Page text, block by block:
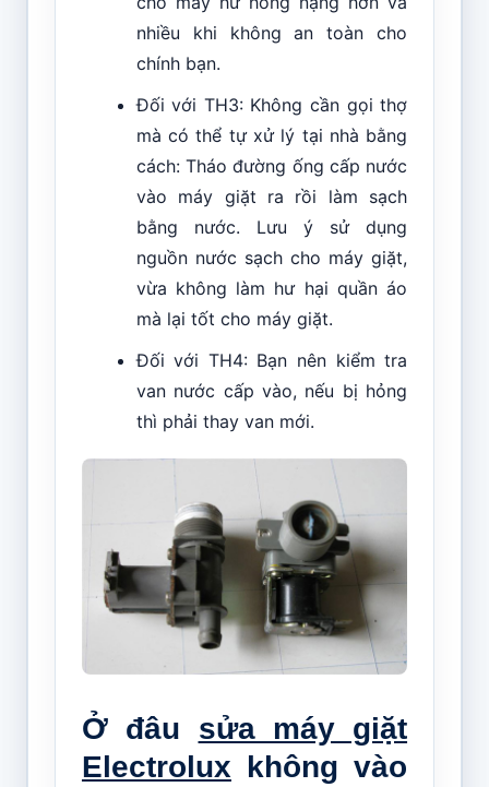
nhiều khi không an toàn cho
chính bạn.
Đối với TH3: Không cần gọi thợ
mà có thể tự xử lý tại nhà bằng
cách: Tháo đường ống cấp nước
vào máy giặt ra rồi làm sạch
bằng nước. Lưu ý sử dụng
nguồn nước sạch cho máy giặt,
vừa không làm hư hại quần áo
mà lại tốt cho máy giặt.
Đối với TH4: Bạn nên kiểm tra
van nước cấp vào, nếu bị hỏng
thì phải thay van mới.
Ở đâu sửa máy giặt
Electroluxkhông vào